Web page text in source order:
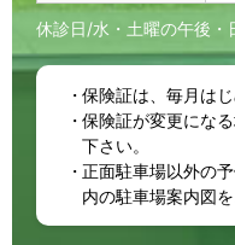
休診日/水・土曜の午後・
保険証は、毎月は
保険証が変更にな
下さい。
正面駐車場以外の
内の駐車場案内図を